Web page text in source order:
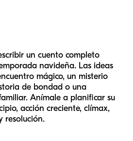
un cuento completo
navideña. Las ideas
mágico, un misterio
de bondad o una
Anímale a planificar su
acción creciente, clímax,
resolución.